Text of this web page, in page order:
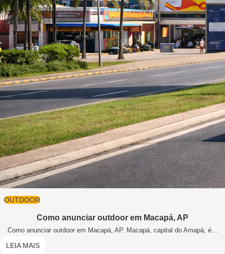
OUTDOOR
Como anunciar outdoor em Macapá, AP
Como anunciar outdoor em Macapá, AP. Macapá, capital do Amapá, é…
LEIA MAIS